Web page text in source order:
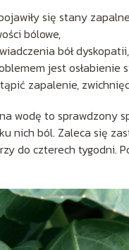
się stany
bólowe,
bół dyskopatii,
jest osłabienie
zapalenie,
wodę to sprawdzony
nich ból. Zaleca się
do czterech tygodni.